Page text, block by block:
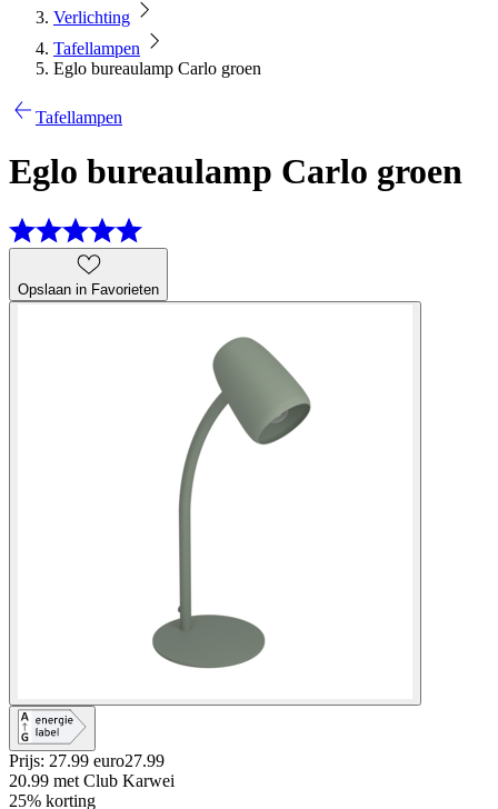
Verlichting
Tafellampen
Eglo bureaulamp Carlo groen
Tafellampen
Eglo bureaulamp Carlo groen
Opslaan in Favorieten
Prijs: 27.99 euro27.99
20.99 met Club Karwei
25% korting